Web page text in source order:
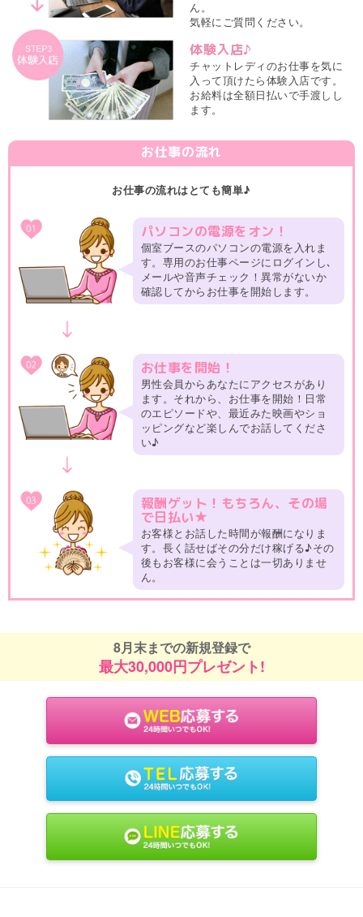
ん。
気軽にご質問ください。
体験入店♪
チャットレディのお仕事を気に
入って頂けたら体験入店です。
お給料は全額日払いで手渡しし
ます。
お仕事の流れ
お仕事の流れはとても簡単♪
パソコンの電源をオン！
個室ブースのパソコンの電源を入れま
す。専用のお仕事ページにログインし､
メールや音声チェック！異常がないか
確認してからお仕事を開始します。
お仕事を開始！
男性会員からあなたにアクセスがあり
ます。それから、お仕事を開始！日常
のエピソードや、最近みた映画やショ
ッピングなど楽しんでお話してくださ
い♪
報酬ゲット！もちろん、その場
で日払い★
お客様とお話した時間が報酬になりま
す。長く話せばその分だけ稼げる♪その
後もお客様に会うことは一切ありませ
ん。
8月末までの新規登録で
最大30,000円プレゼント!